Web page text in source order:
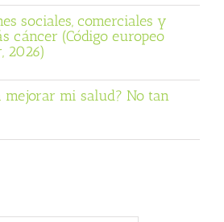
sociales, comerciales y
cáncer (Código europeo
2026)
mejorar mi salud? No tan